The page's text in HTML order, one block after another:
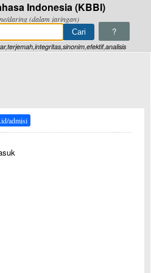
Indonesia (KBBI)
daring (dalam jaringan)
?
admisi